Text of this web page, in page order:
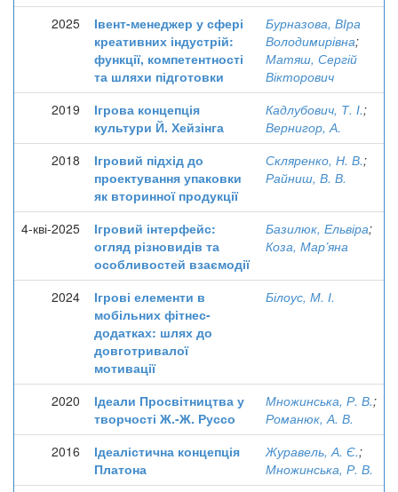
2025
Івент-менеджер у сфері
креативних індустрій:
функції, компетентності
та шляхи підготовки
Бурназова, ВІра
Володимирівна;
Матяш, Сергій
Вікторович
2019
Ігрова концепція
культури Й. Хейзінга
Кадлубович, Т. І.;
Вернигор, А.
2018
Ігровий підхід до
проектування упаковки
як вторинної продукції
Скляренко, Н. В.;
Райниш, В. В.
4-кві-2025
Ігровий інтерфейс:
огляд різновидів та
особливостей взаємодії
Базилюк, Ельвіра;
Коза, Мар’яна
2024
Ігрові елементи в
мобільних фітнес-
додатках: шлях до
довготривалої
мотивації
Білоус, М. І.
2020
Ідеали Просвітництва у
творчості Ж.-Ж. Руссо
Множинська, Р. В.;
Романюк, А. В.
2016
Ідеалістична концепція
Платона
Журавель, А. Є.;
Множинська, Р. В.